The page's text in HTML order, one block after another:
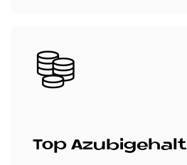
Bild
Top Azu­bi­ge­halt